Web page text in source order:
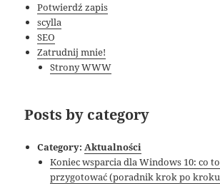
Potwierdź zapis
scylla
SEO
Zatrudnij mnie!
Strony WWW
Posts by category
Category:Aktualności
Koniec wsparcia dla Windows 10: co
przygotować (poradnik krok po